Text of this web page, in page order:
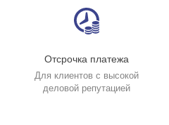
Отсрочка платежа
Для клиентов с высокой
деловой репутацией